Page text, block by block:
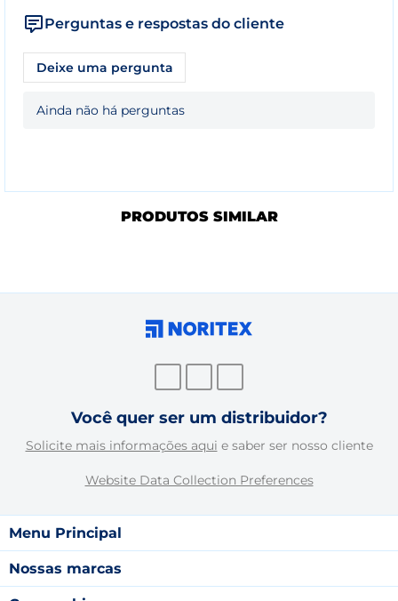
Perguntas e respostas do cliente
Deixe uma pergunta
Ainda não há perguntas
PRODUTOS SIMILAR
Você quer ser um distribuidor?
Solicite mais informações aqui e saber ser nosso cliente
Website Data Collection Preferences
Menu Principal
Nossas marcas